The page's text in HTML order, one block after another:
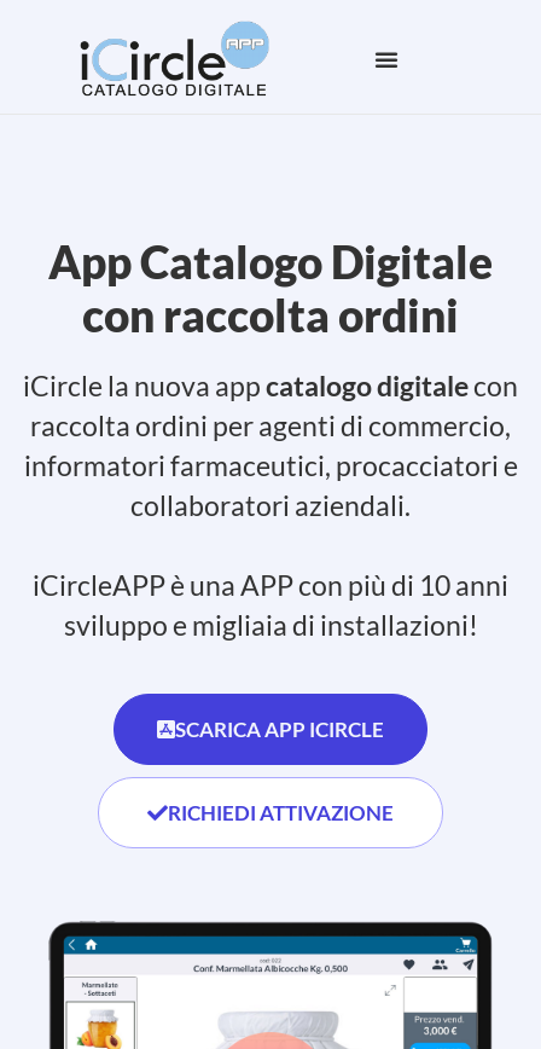
App Catalogo Digitale
con raccolta ordini
iCircle la nuova appcatalogo digitalecon
raccolta ordini per agenti di commercio,
informatori farmaceutici, procacciatori e
collaboratori aziendali.
iCircleAPP è una APP con più di 10 anni
sviluppo e migliaia di installazioni!
SCARICA APP ICIRCLE
RICHIEDI ATTIVAZIONE